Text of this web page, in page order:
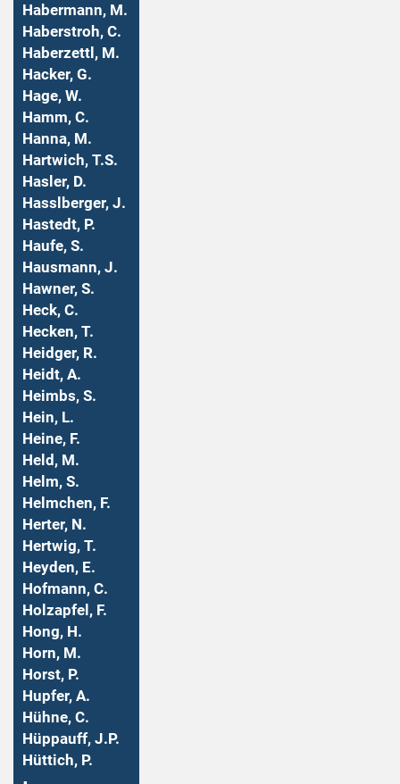
Habermann, M.
Haberstroh, C.
Haberzettl, M.
Hacker, G.
Hage, W.
Hamm, C.
Hanna, M.
Hartwich, T.S.
Hasler, D.
Hasslberger, J.
Hastedt, P.
Haufe, S.
Hausmann, J.
Hawner, S.
Heck, C.
Hecken, T.
Heidger, R.
Heidt, A.
Heimbs, S.
Hein, L.
Heine, F.
Held, M.
Helm, S.
Helmchen, F.
Herter, N.
Hertwig, T.
Heyden, E.
Hofmann, C.
Holzapfel, F.
Hong, H.
Horn, M.
Horst, P.
Hupfer, A.
Hühne, C.
Hüppauff, J.P.
Hüttich, P.